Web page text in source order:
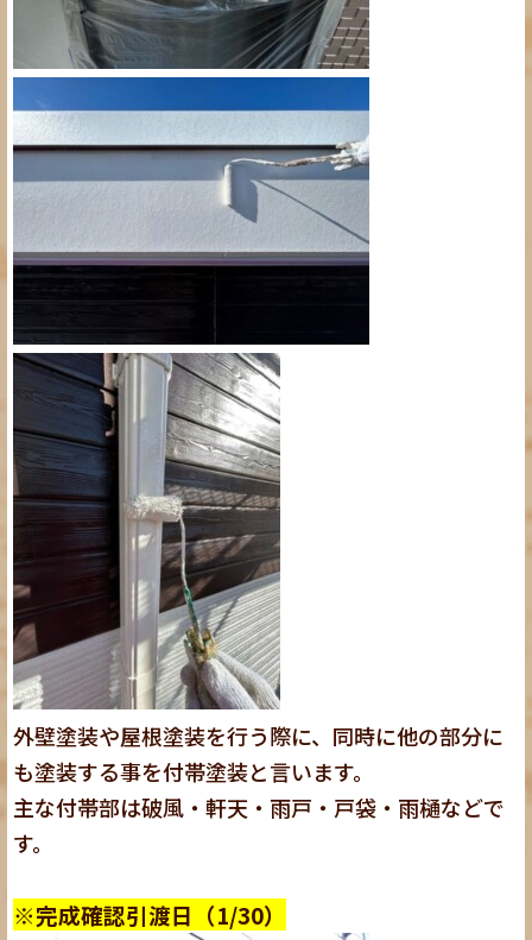
外壁塗装や屋根塗装を行う際に、同時に他の部分に
も塗装する事を付帯塗装と言います。
主な付帯部は破風・軒天・雨戸・戸袋・雨樋などで
す。
※完成確認引渡日（1/30）